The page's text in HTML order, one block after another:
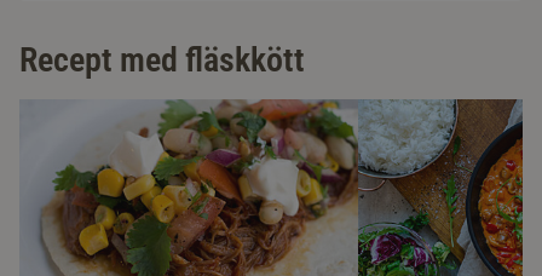
Recept med fläskkött